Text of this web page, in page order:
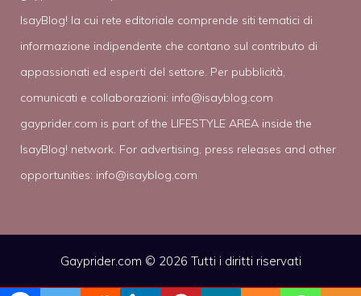
IsayBlog! la cui rete editoriale comprende siti tematici di
informazione indipendente che contano sul contributo di
appassionati ed esperti del settore. Per pubblicità,
comunicati e collaborazioni: info@isayblog.com
gayprider.com is part of the LIFESTYLE AREA inside the
IsayBlog! network. For advertising, press releases and other
opportunities: info@isayblog.com
Gayprider.com © 2026 Tutti i diritti riservati